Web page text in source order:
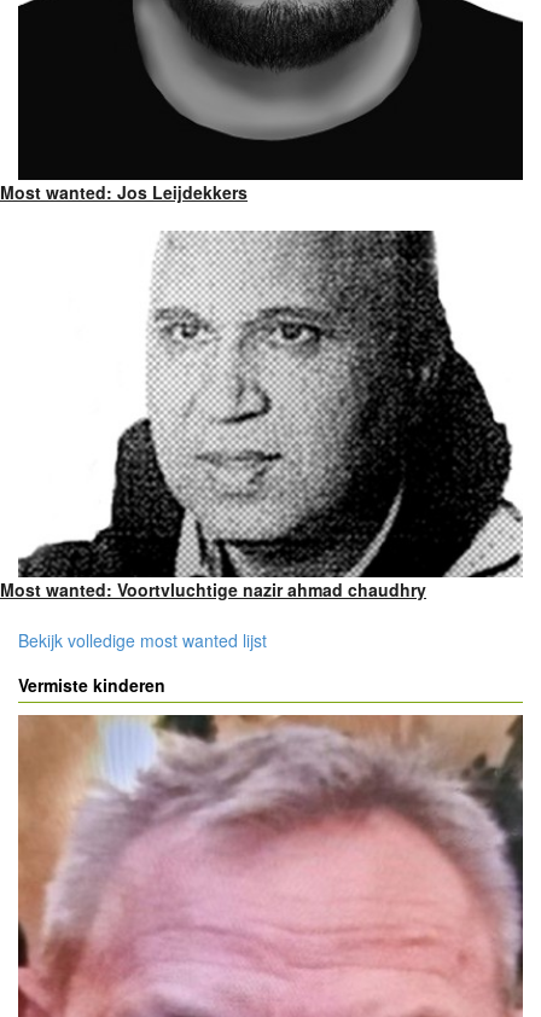
Most wanted: Jos Leijdekkers
Most wanted: Voortvluchtige nazir ahmad chaudhry
Bekijk volledige most wanted lijst
Vermiste kinderen